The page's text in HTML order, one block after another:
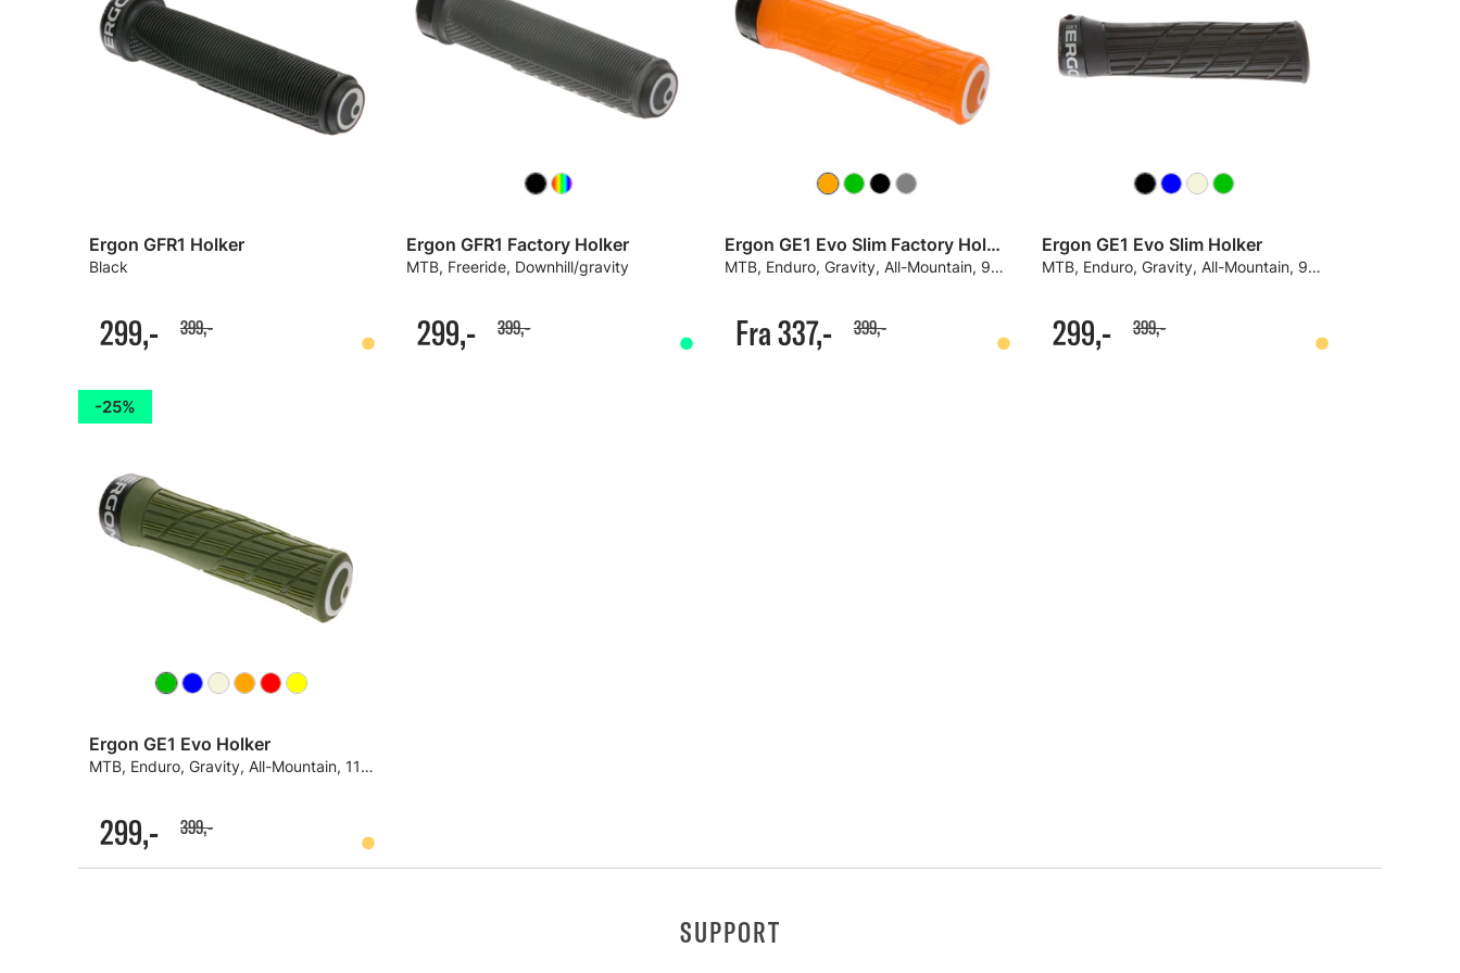
Ergon GFR1 Holker
Black
299,- 399,-
Ergon GFR1 Factory Holker
MTB, Freeride, Downhill/gravity
299,- 399,-
Ergon GE1 Evo Slim Factory Holker
MTB, Enduro, Gravity, All-Mountain, 90 g
Fra 337,- 399,-
Ergon GE1 Evo Slim Holker
MTB, Enduro, Gravity, All-Mountain, 95 g
299,- 399,-
25%
Ergon GE1 Evo Holker
MTB, Enduro, Gravity, All-Mountain, 110g
299,- 399,-
SUPPORT